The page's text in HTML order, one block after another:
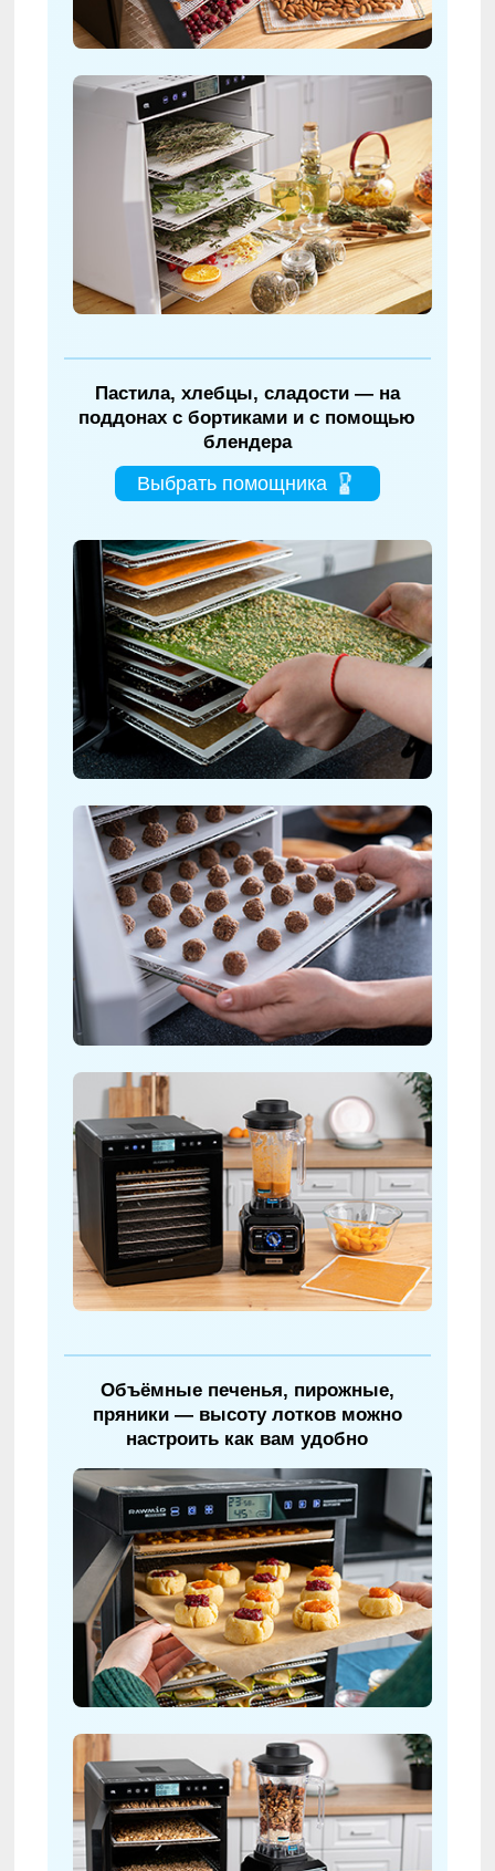
Пастила, хлебцы, сладости — на
поддонах с бортиками и с помощью
блендера
Выбрать помощника
Объёмные печенья, пирожные,
пряники — высоту лотков можно
настроить как вам удобно